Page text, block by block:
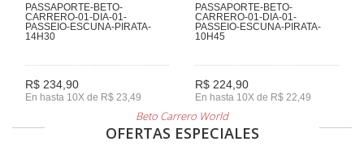
PASSAPORTE-BETO-
CARRERO-01-DIA-01-
PASSEIO-ESCUNA-PIRATA-
14H30
R$ 234,90
En hasta 10X de R$ 23,49
PASSAPORTE-BETO-
CARRERO-01-DIA-01-
PASSEIO-ESCUNA-PIRATA-
10H45
R$ 224,90
En hasta 10X de R$ 22,49
Beto Carrero World
OFERTAS ESPECIALES